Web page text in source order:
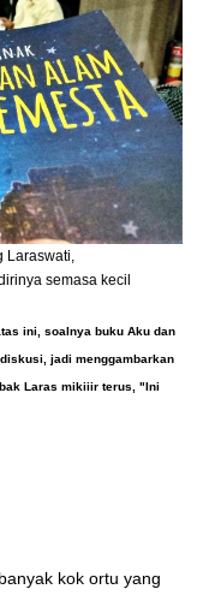
Laraswati,
semasa kecil
ini, soalnya buku Aku dan
jadi menggambarkan
Laras mikiiir terus, "Ini
kok ortu yang